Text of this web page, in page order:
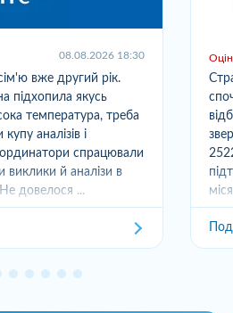
08.08.2026 18:30
вже другий рік.
підхопила якусь
температура, треба
аналізів і
спрацювали
виклики й аналізи в
довелося ...